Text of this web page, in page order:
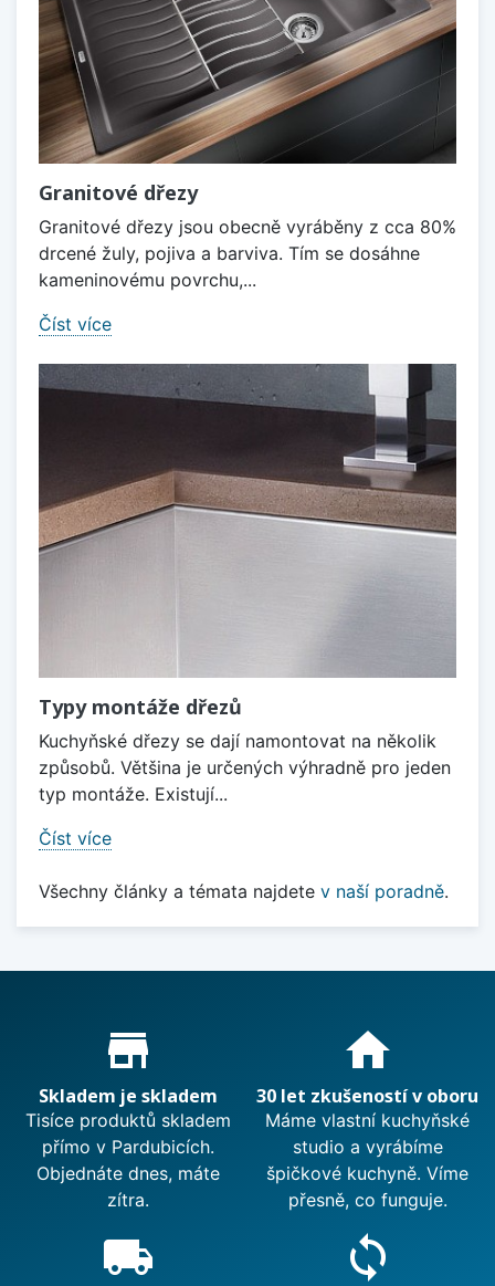
Granitové dřezy
Granitové dřezy jsou obecně vyráběny z cca 80%
drcené žuly, pojiva a barviva. Tím se dosáhne
kameninovému povrchu,...
Číst více
Typy montáže dřezů
Kuchyňské dřezy se dají namontovat na několik
způsobů. Většina je určených výhradně pro jeden
typ montáže. Existují...
Číst více
Všechny články a témata najdete v naší poradně.
Proč nakupovat u nás?
store_mall_directory
Skladem je skladem
Tisíce produktů skladem
přímo v Pardubicích.
Objednáte dnes, máte
zítra.
home
30 let zkušeností v oboru
Máme vlastní kuchyňské
studio a vyrábíme
špičkové kuchyně. Víme
přesně, co funguje.
local_shipping sync